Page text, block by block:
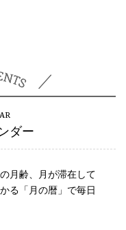
ダー
月齢、月が滞在して
る「月の暦」で毎日